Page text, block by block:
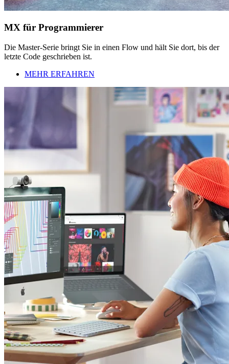
MX für Programmierer
Die Master-Serie bringt Sie in einen Flow und hält Sie dort, bis der
letzte Code geschrieben ist.
MEHR ERFAHREN